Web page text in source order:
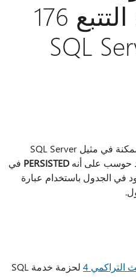
تمكين علامة التتبع 176
افترض أن لديك علامة تتبع 176 ممكنة في مثيل SQL Server
PERSISTED في
في الجدول باستخدام عبارة
التراكمي 4
لحزمة خدمة SQL